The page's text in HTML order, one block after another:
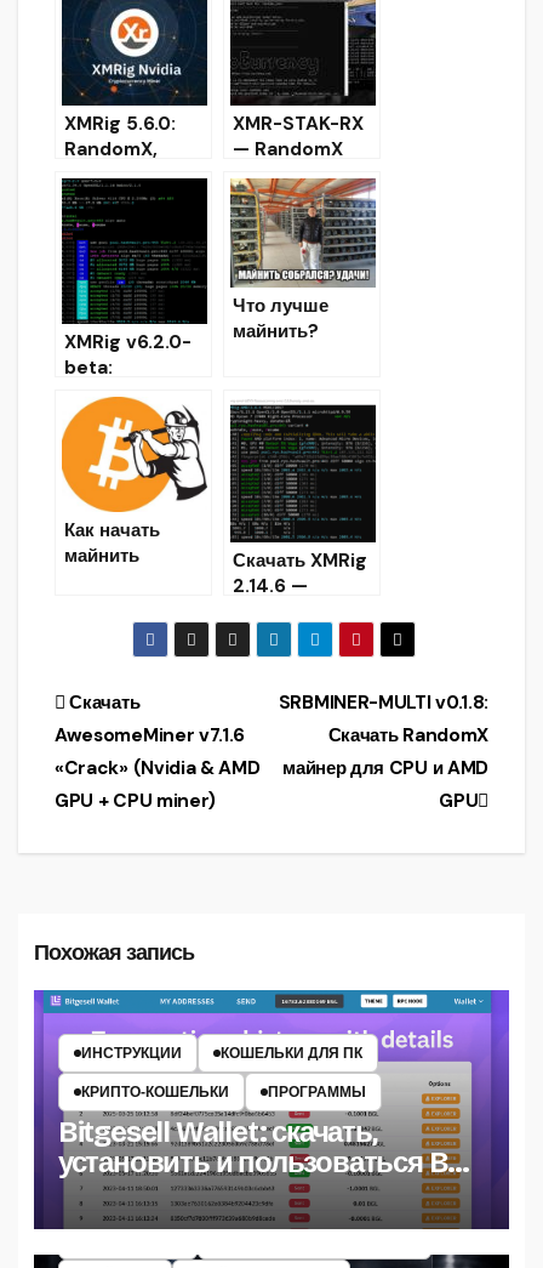
Argon2) (XMR)
XMRig 5.6.0:
RandomX,
CryptoNight
and Argon2
CPU/GPU
miner Monero
XMR-STAK-RX
— RandomX
AMD/NVIDIA
GPU & CPU
Miner Monero
XMRig v6.2.0-
beta:
RandomX,
CryptoNight,
AstroBWT and
Argon2
CPU/GPU
miner
Что лучше
майнить?
Как начать
майнить
Скачать XMRig
2.14.6 —
(OpenCL)
miner
Навигация
по
записям
SRBMINER-MULTI v0.1.8:
Скачать RandomX
майнер для CPU и AMD
GPU
Скачать
AwesomeMiner v7.1.6
«Crack» (Nvidia & AMD
GPU + CPU miner)
Похожая запись
ИНСТРУКЦИИ
КОШЕЛЬКИ ДЛЯ ПК
КРИПТО‑КОШЕЛЬКИ
ПРОГРАММЫ
Bitgesell Wallet: скачать,
установить и пользоваться BGL
кошельком